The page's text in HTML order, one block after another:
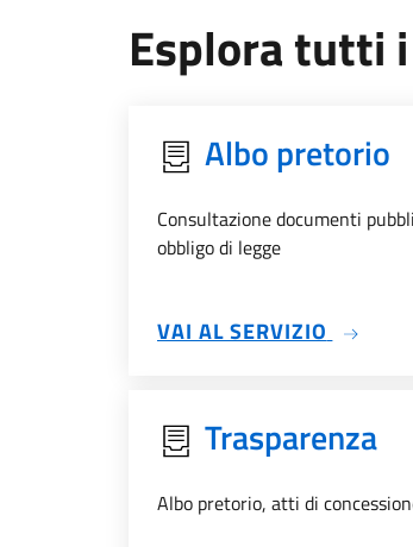
Esplora tutti
Albo pretorio
Consultazione documenti
obbligo di legge
VAI AL SERVIZIO SU
Trasparenza
Albo pretorio, atti di